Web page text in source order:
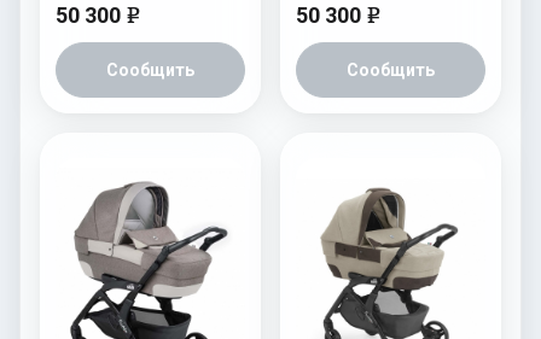
50 300 e
Сообщить
50 300 e
Сообщить